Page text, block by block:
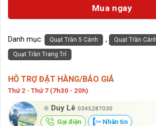
Mua ngay
Danh mục: Quạt Trần 5 Cánh , Quạt Trần
Quạt Trần Trang Trí
HỖ TRỢ ĐẶT HÀNG/BÁO GIÁ
Thứ 2 - Thứ 7 (7h30 - 20h)
Duy Lê 0345287030
Gọi điện Nhắn tin